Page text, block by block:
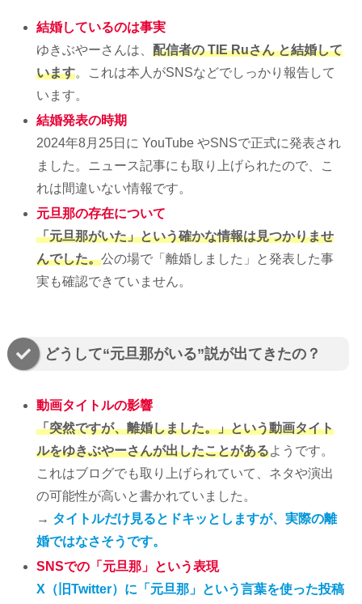
結婚しているのは事実
ゆきぶやーさんは、配信者の TIE Ruさん と結婚して
います。これは本人がSNSなどでしっかり報告して
います。
結婚発表の時期
2024年8月25日に YouTube やSNSで正式に発表され
ました。ニュース記事にも取り上げられたので、こ
れは間違いない情報です。
元旦那の存在について
「元旦那がいた」という確かな情報は見つかりませ
んでした。公の場で「離婚しました」と発表した事
実も確認できていません。
どうして“元旦那がいる”説が出てきたの？
動画タイトルの影響
「突然ですが、離婚しました。」という動画タイト
ルをゆきぶやーさんが出したことがあるようです。
これはブログでも取り上げられていて、ネタや演出
の可能性が高いと書かれていました。
→ タイトルだけ見るとドキッとしますが、実際の離
婚ではなさそうです。
SNSでの「元旦那」という表現
X（旧Twitter）に「元旦那」という言葉を使った投稿